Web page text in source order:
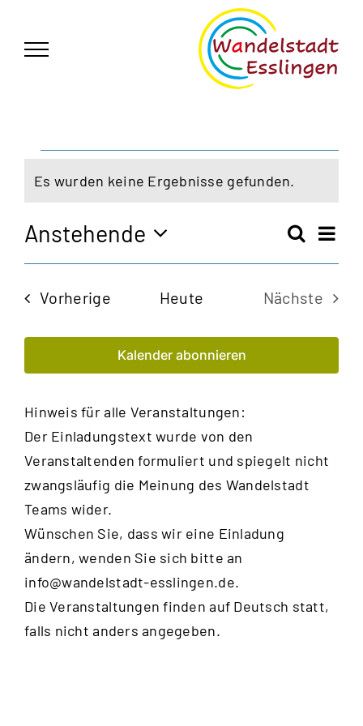
springen
Veranstaltungen
Hinweis
Es wurden keine Ergebnisse gefunden.
und
Suche
Liste
Anstehende
Datum
VorherigeVeranstaltungen
Heute
Nächste
Kalender abonnieren
Hinweis für alle Veranstaltungen:
Der Einladungstext wurde von den
Veranstaltenden formuliert und spiegelt nicht
zwangsläufig die Meinung des Wandelstadt
Teams wider.
Wünschen Sie, dass wir eine Einladung
ändern, wenden Sie sich bitte an
info@wandelstadt-esslingen.de.
Die Veranstaltungen finden auf Deutsch statt,
falls nicht anders angegeben.